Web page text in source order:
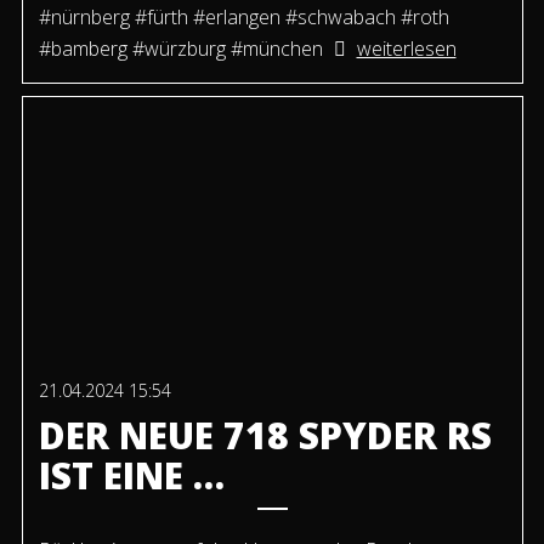
#nürnberg #fürth #erlangen #schwabach #roth
#bamberg #würzburg #münchen
weiterlesen
21.04.2024 15:54
DER NEUE 718 SPYDER RS
IST EINE …